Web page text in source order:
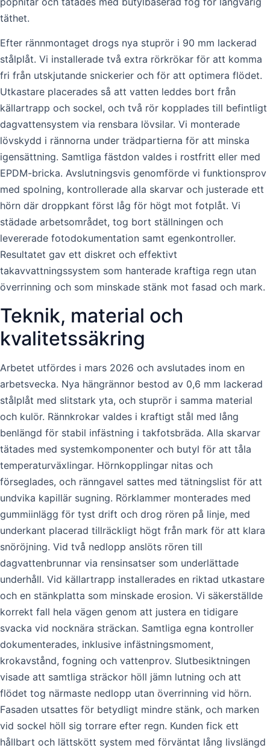
täthet.
Efter rännmontaget drogs nya stuprör i 90 mm lackerad
stålplåt. Vi installerade två extra rörkrökar för att komma
fri från utskjutande snickerier och för att optimera flödet.
Utkastare placerades så att vatten leddes bort från
källartrapp och sockel, och två rör kopplades till befintligt
dagvattensystem via rensbara lövsilar. Vi monterade
lövskydd i rännorna under trädpartierna för att minska
igensättning. Samtliga fästdon valdes i rostfritt eller med
EPDM-bricka. Avslutningsvis genomförde vi funktionsprov
med spolning, kontrollerade alla skarvar och justerade ett
hörn där droppkant först låg för högt mot fotplåt. Vi
städade arbetsområdet, tog bort ställningen och
levererade fotodokumentation samt egenkontroller.
Resultatet gav ett diskret och effektivt
takavvattningssystem som hanterade kraftiga regn utan
överrinning och som minskade stänk mot fasad och mark.
Teknik, material och
kvalitetssäkring
Arbetet utfördes i mars 2026 och avslutades inom en
arbetsvecka. Nya hängrännor bestod av 0,6 mm lackerad
stålplåt med slitstark yta, och stuprör i samma material
och kulör. Rännkrokar valdes i kraftigt stål med lång
benlängd för stabil infästning i takfotsbräda. Alla skarvar
tätades med systemkomponenter och butyl för att tåla
temperaturväxlingar. Hörnkopplingar nitas och
förseglades, och ränngavel sattes med tätningslist för att
undvika kapillär sugning. Rörklammer monterades med
gummiinlägg för tyst drift och drog rören på linje, med
underkant placerad tillräckligt högt från mark för att klara
snöröjning. Vid två nedlopp anslöts rören till
dagvattenbrunnar via rensinsatser som underlättade
underhåll. Vid källartrapp installerades en riktad utkastare
och en stänkplatta som minskade erosion. Vi säkerställde
korrekt fall hela vägen genom att justera en tidigare
svacka vid nocknära sträckan. Samtliga egna kontroller
dokumenterades, inklusive infästningsmoment,
krokavstånd, fogning och vattenprov. Slutbesiktningen
visade att samtliga sträckor höll jämn lutning och att
flödet tog närmaste nedlopp utan överrinning vid hörn.
Fasaden utsattes för betydligt mindre stänk, och marken
vid sockel höll sig torrare efter regn. Kunden fick ett
hållbart och lättskött system med förväntat lång livslängd